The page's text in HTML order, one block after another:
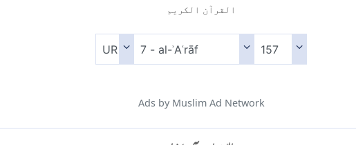
القرآن الكريم
Ads by Muslim Ad Network